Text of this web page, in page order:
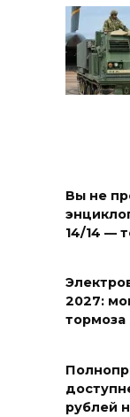
Вы не
14/14 —
2027:
тормоза
рублей